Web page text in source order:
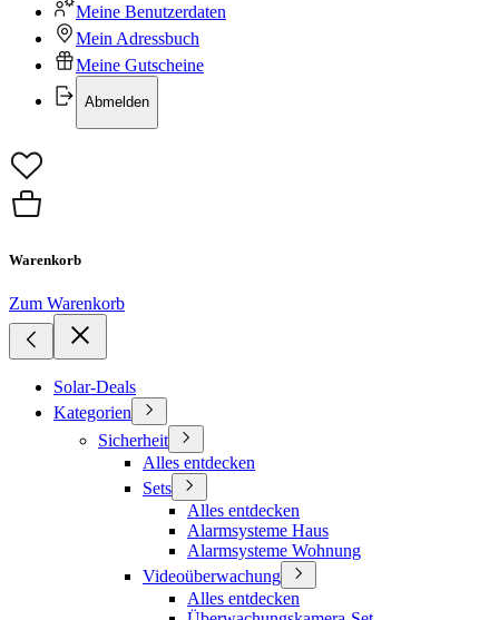
Meine Benutzerdaten
Mein Adressbuch
Meine Gutscheine
Abmelden
Warenkorb
Zum Warenkorb
Solar-Deals
Kategorien
Sicherheit
Alles entdecken
Sets
Alles entdecken
Alarmsysteme Haus
Alarmsysteme Wohnung
Videoüberwachung
Alles entdecken